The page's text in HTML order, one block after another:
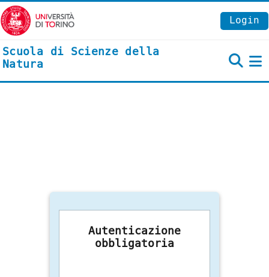
Vai al contenuto principale
Login
Scuola di Scienze della
Natura
Autenticazione
obbligatoria